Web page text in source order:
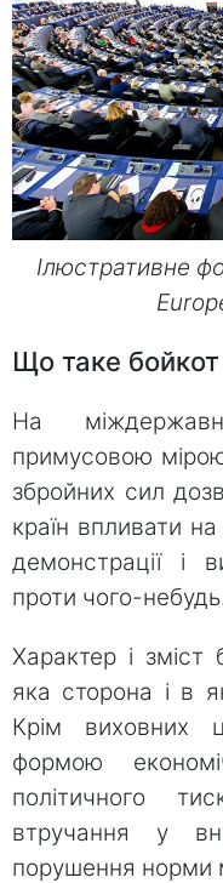
Ілюстративне
Що таке бойкот
На
примусовою
збройних сил
країн впливати
демонстрації і
проти чого-
Характер і зміст
яка сторона і в
Крім виховних
формою
політичного
втручання у
порушення норми